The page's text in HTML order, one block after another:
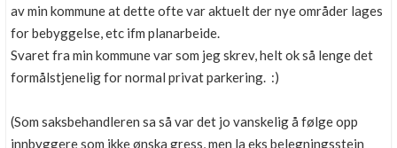
av min kommune at dette ofte var aktuelt der nye områder lages
for bebyggelse, etc ifm planarbeide.
Svaret fra min kommune var som jeg skrev, helt ok så lenge det
formålstjenelig for normal privat parkering. :)
(Som saksbehandleren sa så var det jo vanskelig å følge opp
innbyggere som ikke ønska gress, men la eks belegningsstein